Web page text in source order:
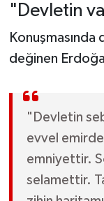
"Devletin
değinen
"Devletin
evvel
emniyettir.
selamettir.